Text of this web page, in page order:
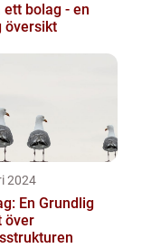
ett bolag - en
översikt
2024
En Grundlig
över